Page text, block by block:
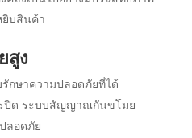
บสินค้า
สูง
กษาความปลอดภัยที่ได้
ปิด ระบบสัญญาณกันขโมย
ลอดภัย